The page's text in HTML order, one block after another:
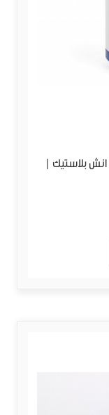
مضخة ماء بدرولو غاطس 0.5 حصان 1.25 انش بلاستيك |